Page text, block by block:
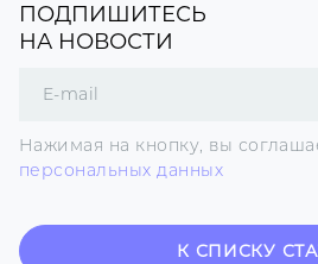
ПОДПИШИТЕСЬ
НА НОВОСТИ
для
mail
Нажимая на кнопку, вы
персональных данных
К СПИСКУ